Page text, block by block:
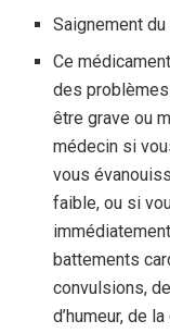
Saignement
Ce
des
être grave ou
médecin si
vous
faible, ou si
battements
convulsions,
d’humeur, de